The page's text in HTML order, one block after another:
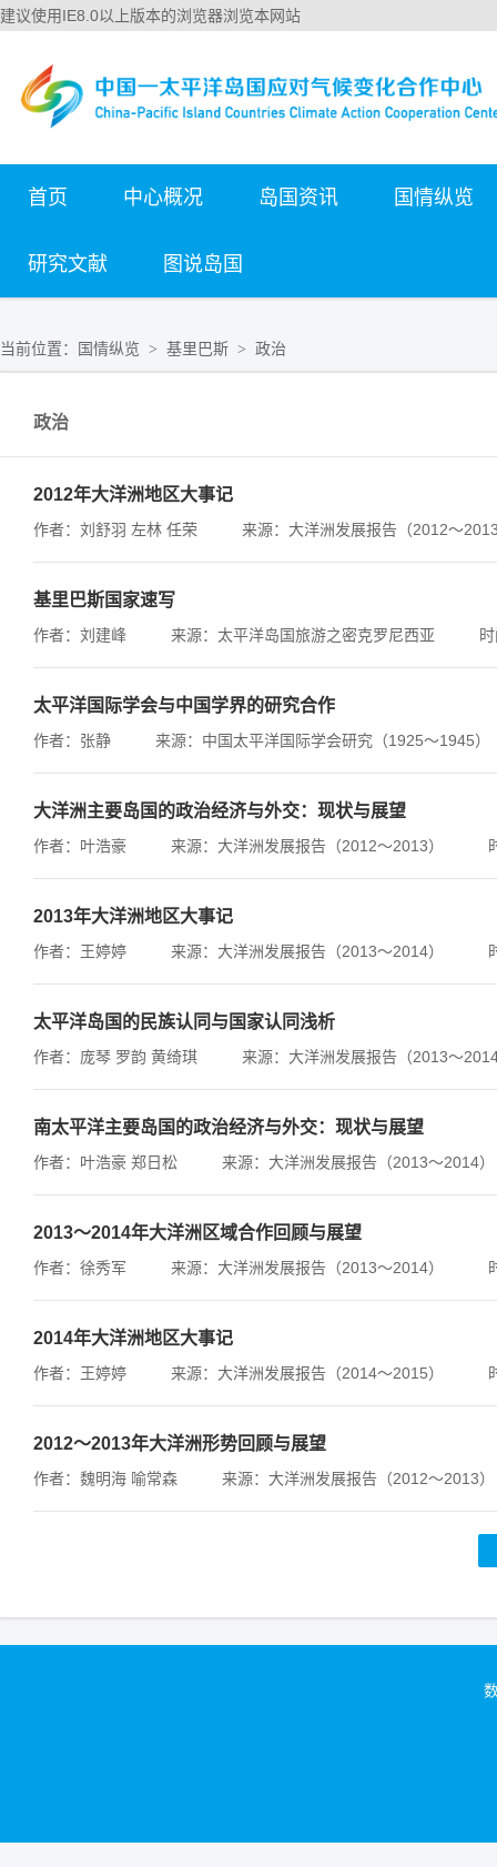
建议使用IE8.0以上版本的浏览器浏览本网站
首页 中心概况 岛国资讯 国情纵览
研究文献 图说岛国
当前位置： 国情纵览 > 基里巴斯 > 政治
政治
2012年大洋洲地区大事记
作者：刘舒羽 左林 任荣 来源：大洋洲发展报告（2012～
基里巴斯国家速写
作者：刘建峰 来源：太平洋岛国旅游之密克罗尼西亚
太平洋国际学会与中国学界的研究合作
作者：张静 来源：中国太平洋国际学会研究（1925～1945）
大洋洲主要岛国的政治经济与外交：现状与展望
作者：叶浩豪 来源：大洋洲发展报告（2012～2013）
2013年大洋洲地区大事记
作者：王婷婷 来源：大洋洲发展报告（2013～2014）
太平洋岛国的民族认同与国家认同浅析
作者：庞琴 罗韵 黄绮琪 来源：大洋洲发展报告（2013～
南太平洋主要岛国的政治经济与外交：现状与展望
作者：叶浩豪 郑日松 来源：大洋洲发展报告（2013～2014）
2013～2014年大洋洲区域合作回顾与展望
作者：徐秀军 来源：大洋洲发展报告（2013～2014）
2014年大洋洲地区大事记
作者：王婷婷 来源：大洋洲发展报告（2014～2015）
2012～2013年大洋洲形势回顾与展望
作者：魏明海 喻常森 来源：大洋洲发展报告（2012～2013）